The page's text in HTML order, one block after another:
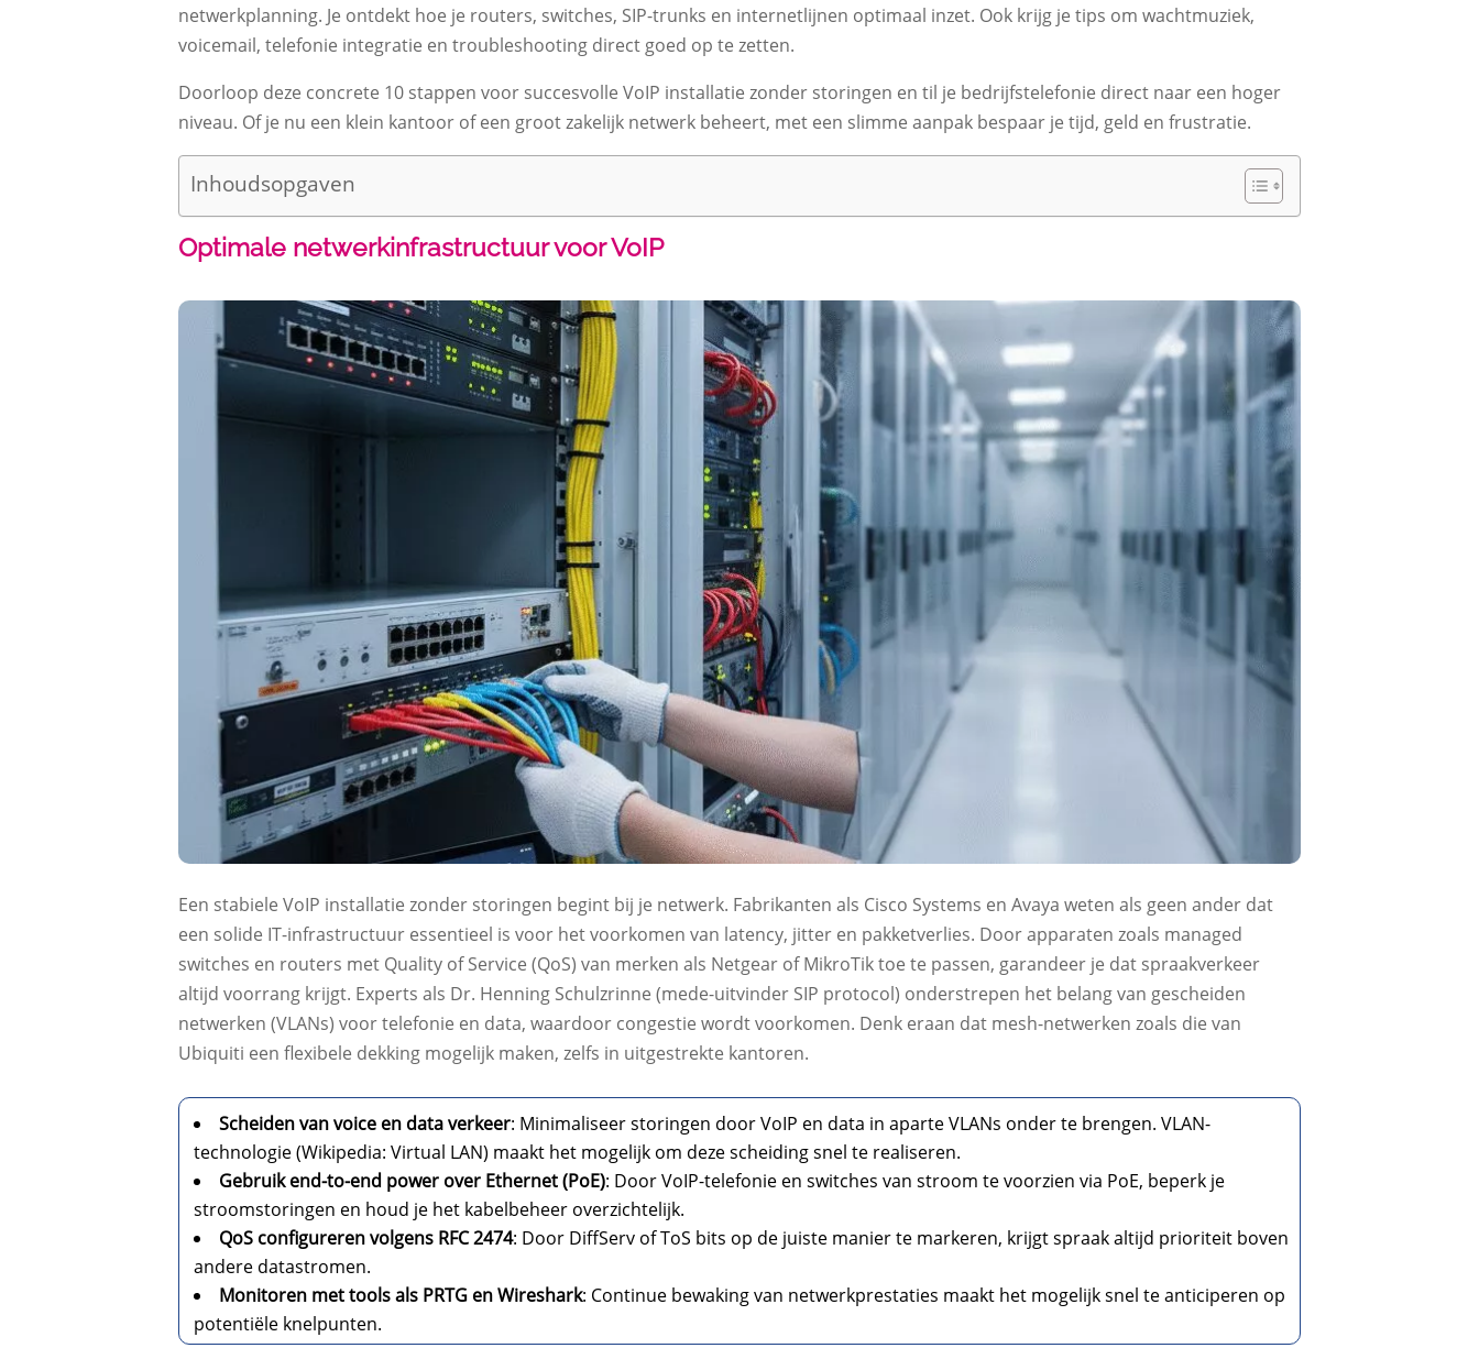
netwerkplanning. Je ontdekt hoe je routers, switches, SIP-trunks en internetlijnen optimaal inzet. Ook krijg je tips om wachtmuziek,
voicemail, telefonie integratie en troubleshooting direct goed op te zetten.
Doorloop deze concrete 10 stappen voor succesvolle VoIP installatie zonder storingen en til je bedrijfstelefonie direct naar een hoger
niveau. Of je nu een klein kantoor of een groot zakelijk netwerk beheert, met een slimme aanpak bespaar je tijd, geld en frustratie.
Inhoudsopgaven
Optimale netwerkinfrastructuur voor VoIP
Een stabiele VoIP installatie zonder storingen begint bij je netwerk. Fabrikanten als Cisco Systems en Avaya weten als geen ander dat
een solide IT-infrastructuur essentieel is voor het voorkomen van latency, jitter en pakketverlies. Door apparaten zoals managed
switches en routers met Quality of Service (QoS) van merken als Netgear of MikroTik toe te passen, garandeer je dat spraakverkeer
altijd voorrang krijgt. Experts als Dr. Henning Schulzrinne (mede-uitvinder SIP protocol) onderstrepen het belang van gescheiden
netwerken (VLANs) voor telefonie en data, waardoor congestie wordt voorkomen. Denk eraan dat mesh-netwerken zoals die van
Ubiquiti een flexibele dekking mogelijk maken, zelfs in uitgestrekte kantoren.
Scheiden van voice en data verkeer: Minimaliseer storingen door VoIP en data in aparte VLANs onder te brengen. VLAN-
technologie (Wikipedia: Virtual LAN) maakt het mogelijk om deze scheiding snel te realiseren.
Gebruik end-to-end power over Ethernet (PoE): Door VoIP-telefonie en switches van stroom te voorzien via PoE, beperk je
stroomstoringen en houd je het kabelbeheer overzichtelijk.
QoS configureren volgens RFC 2474: Door DiffServ of ToS bits op de juiste manier te markeren, krijgt spraak altijd prioriteit boven
andere datastromen.
Monitoren met tools als PRTG en Wireshark: Continue bewaking van netwerkprestaties maakt het mogelijk snel te anticiperen op
potentiële knelpunten.